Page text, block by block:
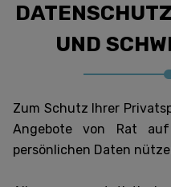
UND
Zum Schutz Ihrer
Angebote von Rat
persönlichen Daten